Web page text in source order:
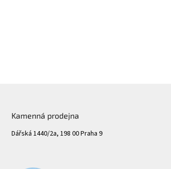
Kamenná prodejna
Dářská 1440/2a, 198 00 Praha 9